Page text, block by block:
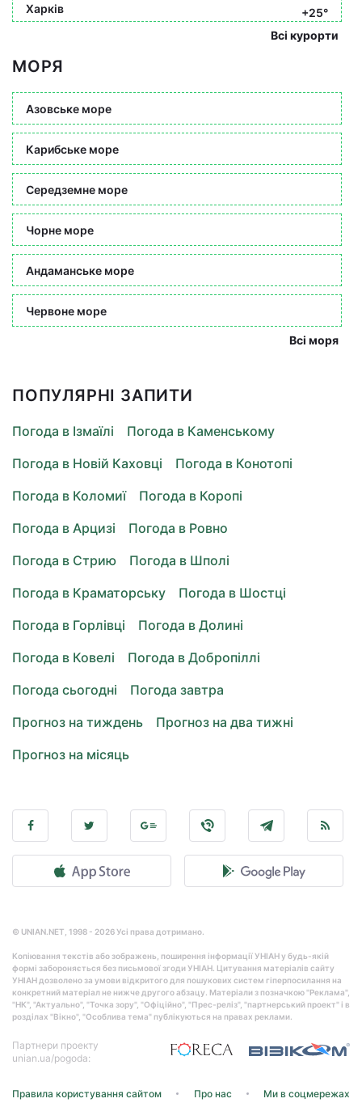
Харків
+25°
Всі курорти
МОРЯ
Азовське море
Карибське море
Середземне море
Чорне море
Андаманське море
Червоне море
Всі моря
ПОПУЛЯРНІ ЗАПИТИ
Погода в Ізмаїлі
Погода в Каменському
Погода в Новій Каховці
Погода в Конотопі
Погода в Коломиї
Погода в Коропі
Погода в Арцизі
Погода в Ровно
Погода в Стрию
Погода в Шполі
Погода в Краматорську
Погода в Шостці
Погода в Горлівці
Погода в Долині
Погода в Ковелі
Погода в Добропіллі
Погода сьогодні
Погода завтра
Прогноз на тиждень
Прогноз на два тижні
Прогноз на місяць
© UNIAN.NET, 1998 - 2026 Усі права дотримано.
Копіювання текстів або зображень, поширення інформації УНІАН у будь-якій
формі забороняється без письмової згоди УНІАН. Цитування матеріалів сайту
УНІАН дозволено за умови відкритого для пошукових систем гіперпосилання на
конкретний матеріал не нижче другого абзацу. Матеріали з позначкою "Реклама",
"НК", "Актуально", "Точка зору", "Офіційно", "Прес-реліз", "партнерський проект" і в
розділах "Вікно", "Особлива тема" публікуються на правах реклами.
Партнери проекту
unian.ua/pogoda:
Правила користування сайтом Про нас Ми в соцмережах